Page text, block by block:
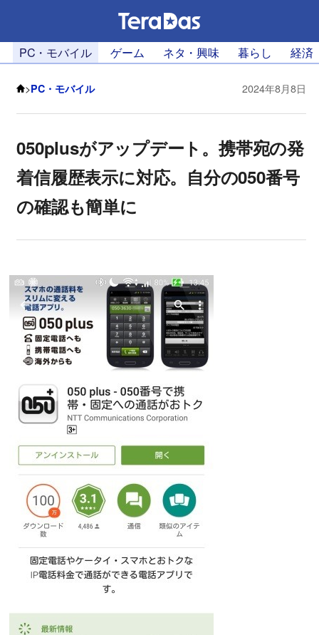
PC・モバイル ゲーム ネタ・興味 暮らし 経済
>PC・モバイル 2024年8月8日
050plusがアップデート。携帯宛の発
着信履歴表示に対応。自分の050番号
の確認も簡単に